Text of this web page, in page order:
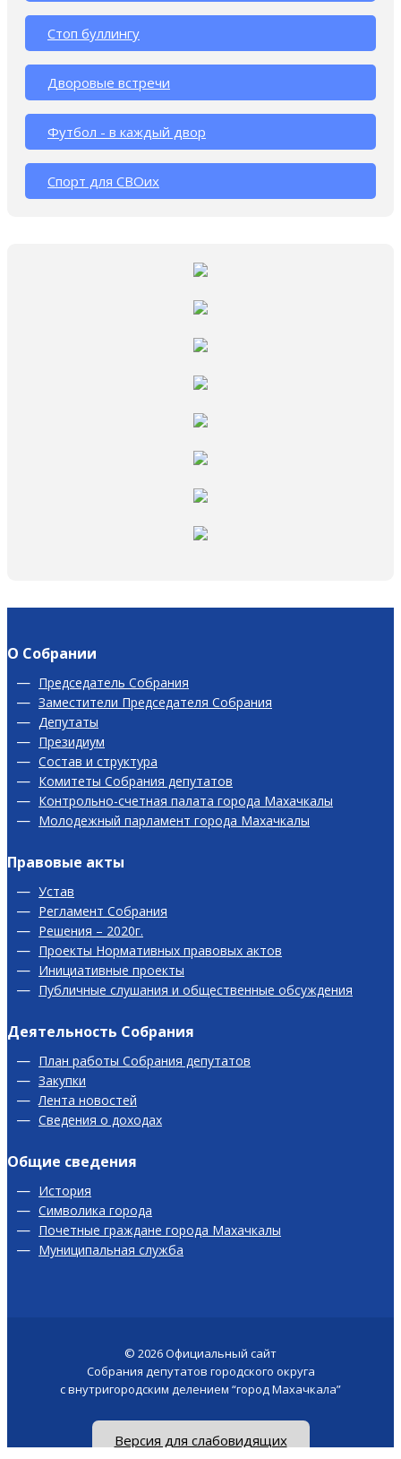
Стоп буллингу
Дворовые встречи
Футбол - в каждый двор
Спорт для СВОих
О Собрании
Председатель Собрания
Заместители Председателя Собрания
Депутаты
Президиум
Состав и структура
Комитеты Собрания депутатов
Контрольно-счетная палата города Махачкалы
Молодежный парламент города Махачкалы
Правовые акты
Устав
Регламент Собрания
Решения – 2020г.
Проекты Нормативных правовых актов
Инициативные проекты
Публичные слушания и общественные обсуждения
Деятельность Собрания
План работы Собрания депутатов
Закупки
Лента новостей
Сведения о доходах
Общие сведения
История
Символика города
Почетные граждане города Махачкалы
Муниципальная служба
© 2026Официальный сайт
Собрания депутатов городского округа
с внутригородским делением “город Махачкала”
Версия для слабовидящих